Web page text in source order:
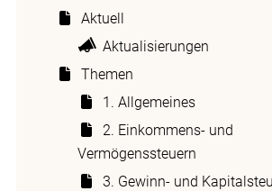
Aktuell
Aktualisierungen
Themen
1. Allgemeines
2. Einkommens- und
Vermögenssteuern
3. Gewinn- und
Erläuterung zu Artikel 24 des
EschG):
I. Anwendbarkeit
StG
Inhaltsverzeichnis
I. Anwendbarkeit des StG